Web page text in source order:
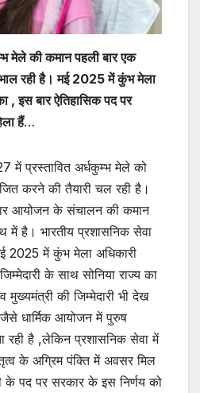
मेले की कमान पहली बार एक
रही है। मई 2025 में कुंभ मेला
, इस बार ऐतिहासिक पद पर
हैं…
में प्रस्तावित अर्धकुम्भ मेले को
करने की तैयारी चल रही है।
आयोजन के संचालन की कमान
में है। भारतीय प्रशासनिक सेवा
2025 में कुंभ मेला अधिकारी
के साथ सोनिया राज्य का
की जिम्मेदारी भी देख
धार्मिक आयोजन में पुरुष
रही है ,लेकिन प्रशासनिक सेवा में
के अग्रिम पंक्ति में अवसर मिल
के पद पर सरकार के इस निर्णय को